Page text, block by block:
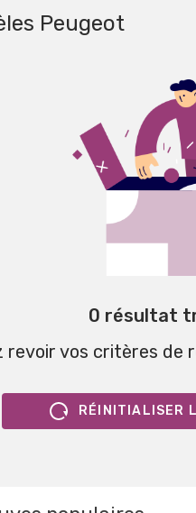
Peugeot
0 résultat
revoir vos critères de
RÉINITIALISER